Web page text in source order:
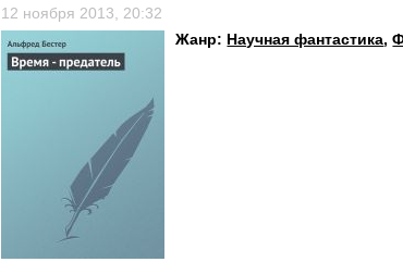
12 ноября 2013, 20:32
Жанр: Научная фантастика,